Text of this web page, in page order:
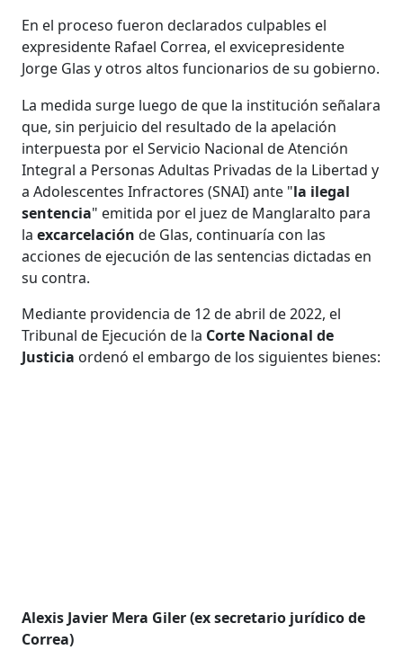
En el proceso fueron declarados culpables el
expresidente Rafael Correa, el exvicepresidente
Jorge Glas y otros altos funcionarios de su gobierno.
La medida surge luego de que la institución señalara
que, sin perjuicio del resultado de la apelación
interpuesta por el Servicio Nacional de Atención
Integral a Personas Adultas Privadas de la Libertad y
a Adolescentes Infractores (SNAI) ante "la ilegal
sentencia" emitida por el juez de Manglaralto para
laexcarcelación de Glas, continuaría con las
acciones de ejecución de las sentencias dictadas en
su contra.
Mediante providencia de 12 de abril de 2022, el
Tribunal de Ejecución de la Corte Nacional de
Justicia ordenó el embargo de los siguientes bienes:
Alexis Javier Mera Giler (ex secretario jurídico de
Correa)